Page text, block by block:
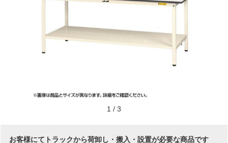
1 / 3
お客様にてトラックから荷卸し・搬入・設置が必要な商品です